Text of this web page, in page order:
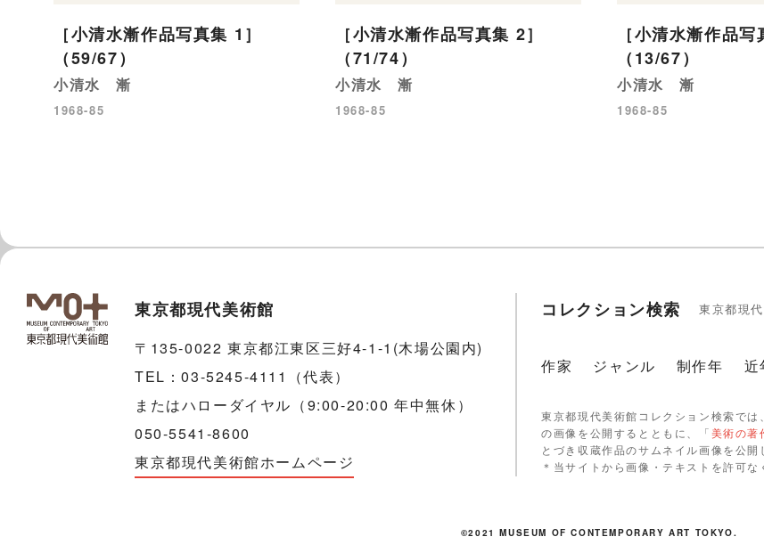
［小清水漸作品写真集 1］
（59/67）
小清水 漸
1968-85
［小清水漸作品写真集 2］
（71/74）
小清水 漸
1968-85
［小清水漸作品写
（13/67）
小清水 漸
1968-85
東京都現代美術館
〒135-0022 東京都江東区三好4-1-1(木場公園内)
TEL：03-5245-4111（代表）
またはハローダイヤル（9:00-20:00 年中無休）
050-5541-8600
東京都現代美術館ホームページ
コレクション検索 東京都現
作家 ジャンル 制作年 近
東京都現代美術館コレクション検索で
の画像を公開するとともに、「美術の著
とづき収蔵作品のサムネイル画像を公開
＊当サイトから画像・テキストを許可な
©2021 MUSEUM OF CONTEMPORARY ART TOKYO.